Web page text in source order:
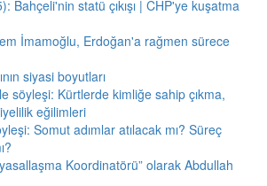
Bahçeli'nin statü çıkışı | CHP'ye kuşatma
İmamoğlu, Erdoğan'a rağmen sürece
siyasi boyutları
söyleşi: Kürtlerde kimliğe sahip çıkma,
eğilimleri
Somut adımlar atılacak mı? Süreç
Koordinatörü” olarak Abdullah